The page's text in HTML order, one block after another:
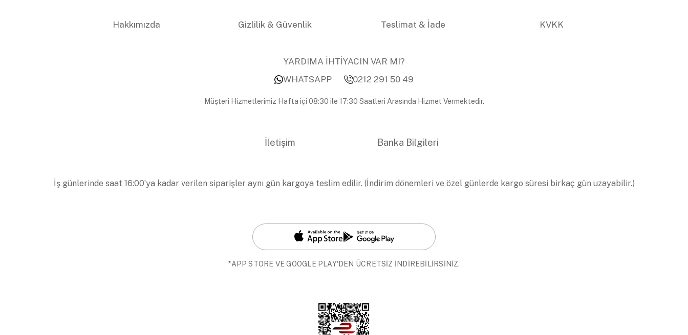
Hakkımızda Gizlilik & Güvenlik Teslimat & İade KVKK
YARDIMA İHTİYACIN VAR MI?
WHATSAPP
0212 291 50 49
Müşteri Hizmetlerimiz Hafta içi 08:30 ile 17:30 Saatleri Arasında Hizmet Vermektedir.
İletişim Banka Bilgileri
İş günlerinde saat 16:00’ya kadar verilen siparişler aynı gün kargoya teslim edilir. (İndirim dönemleri ve özel günlerde kargo süresi birkaç gün uzayabilir.)
*APP STORE VE GOOGLE PLAY'DEN ÜCRETSİZ İNDİREBİLİRSİNİZ.